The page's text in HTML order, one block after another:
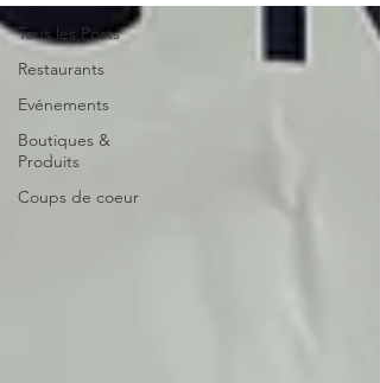
Tous les Posts
Restaurants
Evénements
Boutiques &
Produits
Coups de coeur